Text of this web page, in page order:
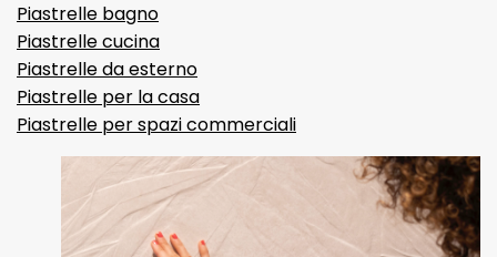
Piastrelle bagno
Piastrelle cucina
Piastrelle da esterno
Piastrelle per la casa
Piastrelle per spazi commerciali